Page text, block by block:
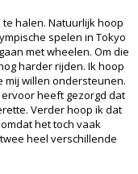
te halen. Natuurlijk hoop
spelen in Tokyo
met wheelen. Om die
harder rijden. Ik hoop
mij willen ondersteunen.
heeft gezorgd dat
Verder hoop ik dat
het toch vaak
heel verschillende